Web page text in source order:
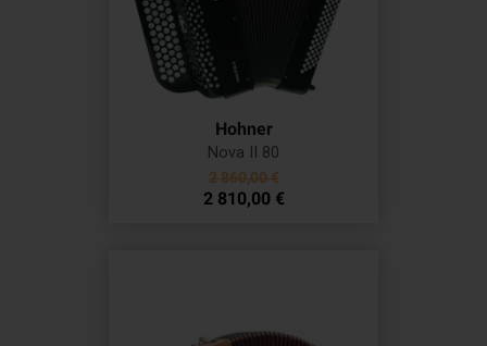
Hohner
Nova II 80
Prix
de
2 860,00 €
Prix
2 810,00 €